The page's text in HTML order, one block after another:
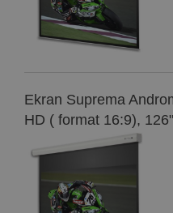
Ekran Suprema
HD ( format 16:9), 126"